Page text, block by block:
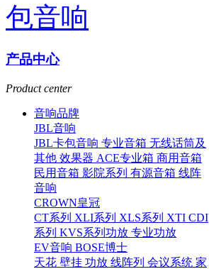
包音响
产品中心
Product center
音响品牌
JBL音响
JBL卡包音响 专业音箱 无线话筒及
其他 效果器 ACE专业箱 商用音箱
民用音箱 影院系列 有源音箱 线阵
音响
CROWN皇冠
CT系列 XLI系列 XLS系列 XTI CDI
系列 KVS系列功放 专业功放
EV音响 BOSE博士
天花 壁挂 功放 线阵列 会议系统 家